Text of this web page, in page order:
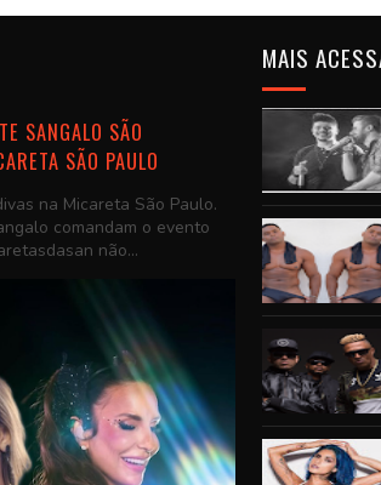
SANGALO SÃO
SÃO PAULO
na Micareta São Paulo.
comandam o evento
não...
MAIS